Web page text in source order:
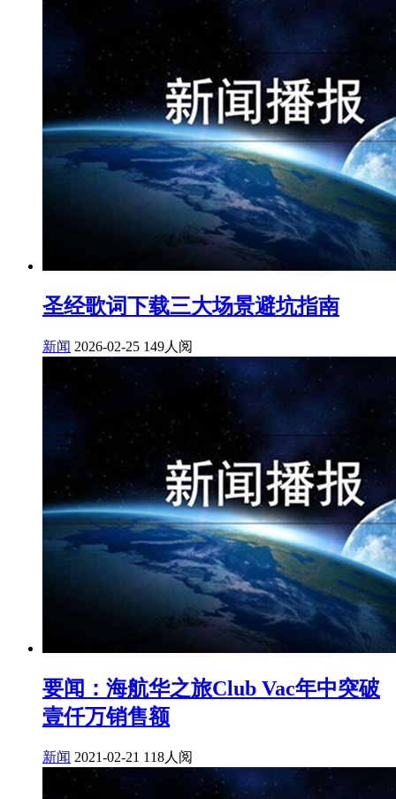
圣经歌词下载三大场景避坑指南
新闻 2026-02-25 149人阅
要闻：海航华之旅Club Vac年中突破
壹仟万销售额
新闻 2021-02-21 118人阅